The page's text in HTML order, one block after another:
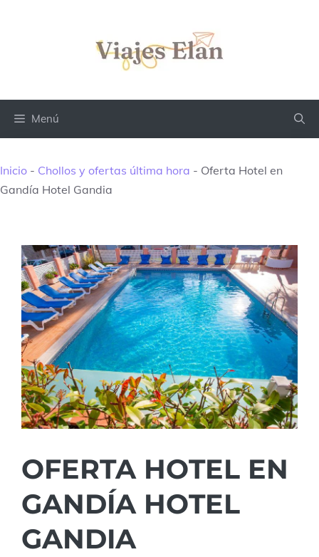
Menú
Inicio - Chollos y ofertas última hora - Oferta Hotel en
Gandía Hotel Gandia
OFERTA HOTEL EN
GANDÍA HOTEL
GANDIA